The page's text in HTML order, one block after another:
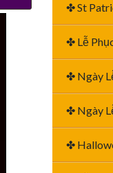
✤ St
✤ Lễ
✤ Ngày
✤ Ngày
✤